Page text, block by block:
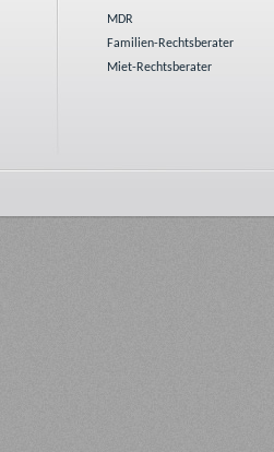
MDR
Familien-Rechtsberater
Miet-Rechtsberater